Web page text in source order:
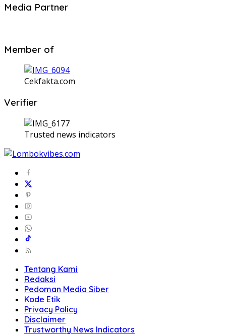
Media Partner
Member of
Cekfakta.com
Verifier
Trusted news indicators
Tentang Kami
Redaksi
Pedoman Media Siber
Kode Etik
Privacy Policy
Disclaimer
Trustworthy News Indicators